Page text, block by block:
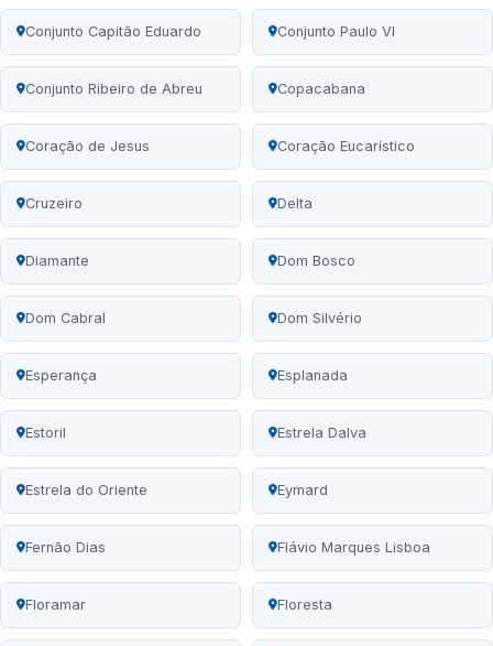
Conjunto Capitão Eduardo Conjunto Paulo VI
Conjunto Ribeiro de Abreu Copacabana
Coração de Jesus Coração Eucarístico
Cruzeiro Delta
Diamante Dom Bosco
Dom Cabral Dom Silvério
Esperança Esplanada
Estoril Estrela Dalva
Estrela do Oriente Eymard
Fernão Dias Flávio Marques Lisboa
Floramar Floresta